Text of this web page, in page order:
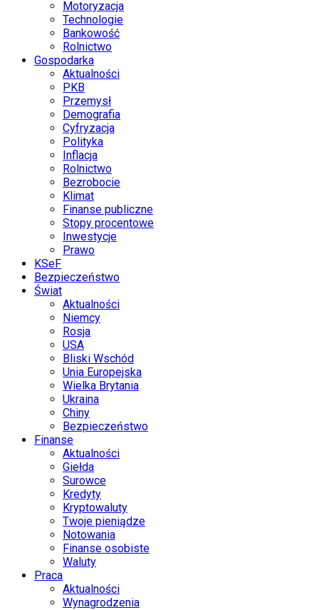
Motoryzacja
Technologie
Bankowość
Rolnictwo
Gospodarka
Aktualności
PKB
Przemysł
Demografia
Cyfryzacja
Polityka
Inflacja
Rolnictwo
Bezrobocie
Klimat
Finanse publiczne
Stopy procentowe
Inwestycje
Prawo
KSeF
Bezpieczeństwo
Świat
Aktualności
Niemcy
Rosja
USA
Bliski Wschód
Unia Europejska
Wielka Brytania
Ukraina
Chiny
Bezpieczeństwo
Finanse
Aktualności
Giełda
Surowce
Kredyty
Kryptowaluty
Twoje pieniądze
Notowania
Finanse osobiste
Waluty
Praca
Aktualności
Wynagrodzenia